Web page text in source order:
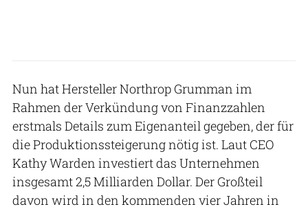
Nun hat Hersteller Northrop Grumman im
Rahmen der Verkündung von Finanzzahlen
erstmals Details zum Eigenanteil gegeben, der für
die Produktionssteigerung nötig ist. Laut CEO
Kathy Warden investiert das Unternehmen
insgesamt 2,5 Milliarden Dollar. Der Großteil
davon wird in den kommenden vier Jahren in